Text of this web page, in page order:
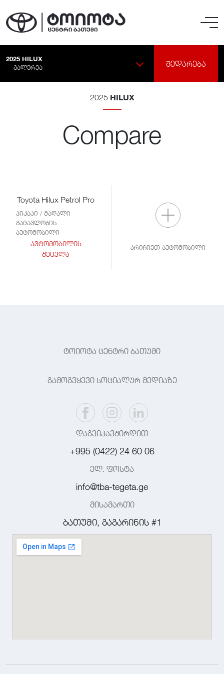
2025 HILUX
ᲒᲐᲚᲔᲠᲔᲐ
ᲨᲔᲓᲐᲠᲔᲑᲐ
2025 HILUX
Compare
Toyota Hilux Petrol Pro
პიკაპი / მაღალი
გამავლობის
ავტომობილი
ავტომობილის
შეცვლა
არიჩიეთ ავტომობილი
ტოიოტა ცენტრი ბათუმი
გამოგვყევი სოციალურ მედიაზე
დაგვიკავშირდით
+995 (0422) 24 60 06
ელ. ფოსტა
info@tba-tegeta.ge
მისამართი
ბათუმი, გაგარინის #1